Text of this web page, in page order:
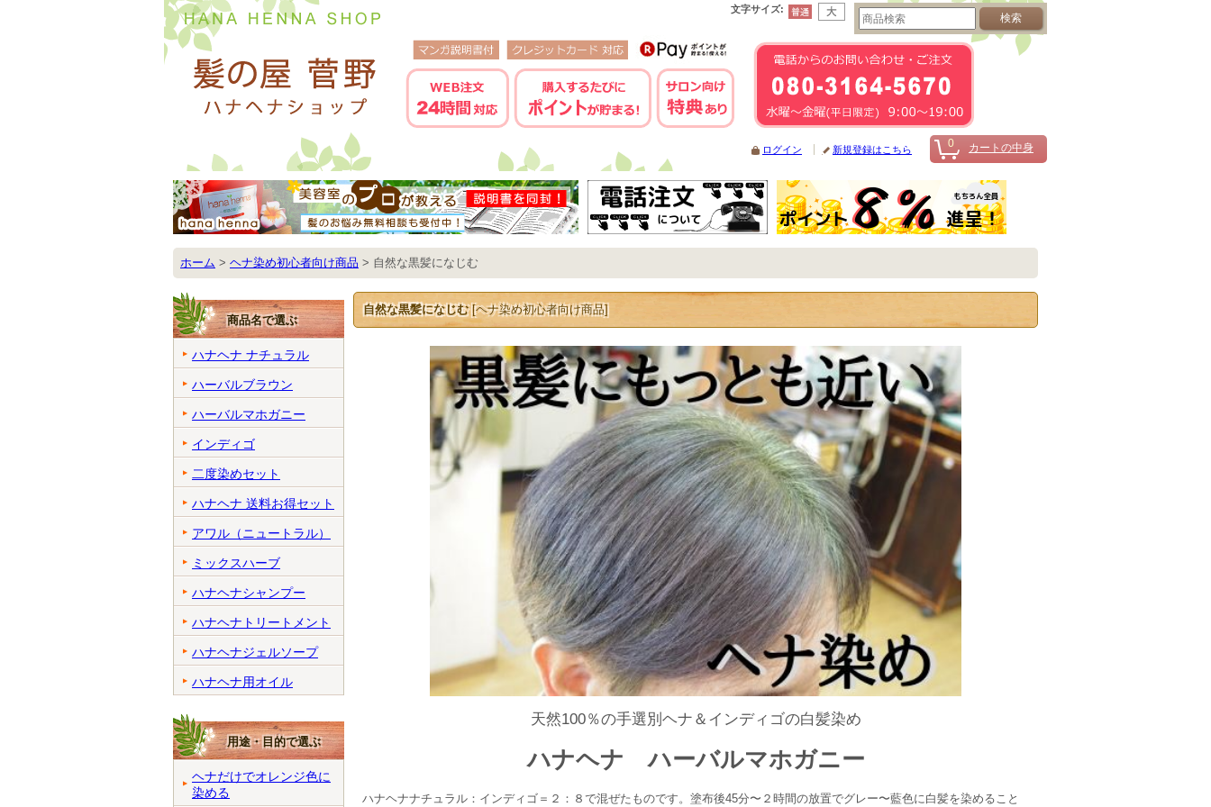
文字サイズ:
0 カートの中身
ログイン 新規登録はこちら
ホーム > ヘナ染め初心者向け商品 > 自然な黒髪になじむ
商品名で選ぶ
ハナヘナ ナチュラル
ハーバルブラウン
ハーバルマホガニー
インディゴ
二度染めセット
ハナヘナ 送料お得セット
アワル（ニュートラル）
ミックスハーブ
ハナヘナシャンプー
ハナヘナトリートメント
ハナヘナジェルソープ
ハナヘナ用オイル
用途・目的で選ぶ
ヘナだけでオレンジ色に
染める
自然な黒髪になじむ[ヘナ染め初心者向け商品]
天然100％の手選別ヘナ＆インディゴの白髪染め
ハナヘナ ハーバルマホガニー
ハナヘナナチュラル：インディゴ＝２：８で混ぜたものです。塗布後45分〜２時間の放置でグレー〜藍色に白髪を染めること